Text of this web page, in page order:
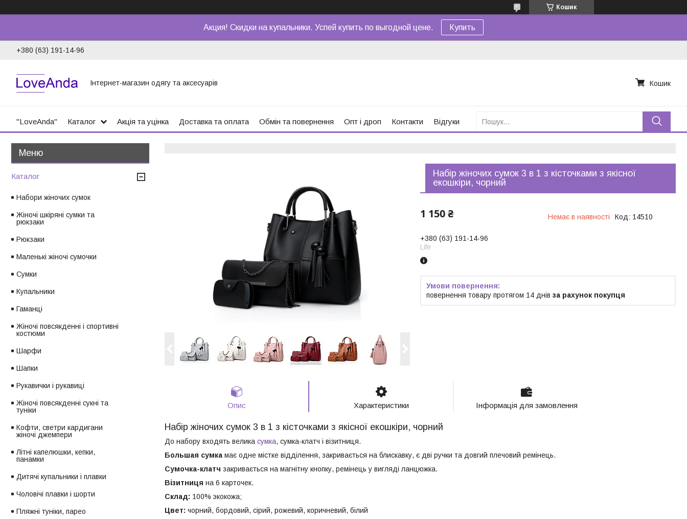
Кошик
Акция! Скидки на купальники. Успей купить по выгодной цене. Купить
+380 (63) 191-14-96
Інтернет-магазин одягу та аксесуарів Кошик
"LoveAnda" Каталог Акція та уцінка Доставка та оплата Обмін та повернення Опт і дроп Контакти Відгуки
Набір жіночих сумок 3 в 1 з кісточками з якісної
екошкіри, чорний
1 150 ₴ Немає в наявності Код: 14510
+380 (63) 191-14-96
Life
повернення товару протягом 14 днів за рахунок покупця
Опис Характеристики Інформація для замовлення
Набір жіночих сумок 3 в 1 з кісточками з якісної екошкіри, чорний
До набору входять велика сумка, сумка-клатч і візитниця.
Большая сумка має одне містке відділення, закривається на блискавку, є дві ручки та довгий плечовий ремінець.
Сумочка-клатч закривається на магнітну кнопку, ремінець у вигляді ланцюжка.
Візитниця на 6 карточек.
Склад: 100% экокожа;
Цвет: чорний, бордовий, сірий, рожевий, коричневий, білий
Каталог
Набори жіночих сумок
Жіночі шкіряні сумки та
рюкзаки
Рюкзаки
Маленькі жіночі сумочки
Сумки
Купальники
Гаманці
Жіночі повсякденні і спортивні
костюми
Шарфи
Шапки
Рукавички і рукавиці
Жіночі повсякденні сукні та
туніки
Кофти, светри кардигани
жіночі джемпери
Літні капелюшки, кепки,
панамки
Дитячі купальники і плавки
Чоловічі плавки і шорти
Пляжні туніки, парео